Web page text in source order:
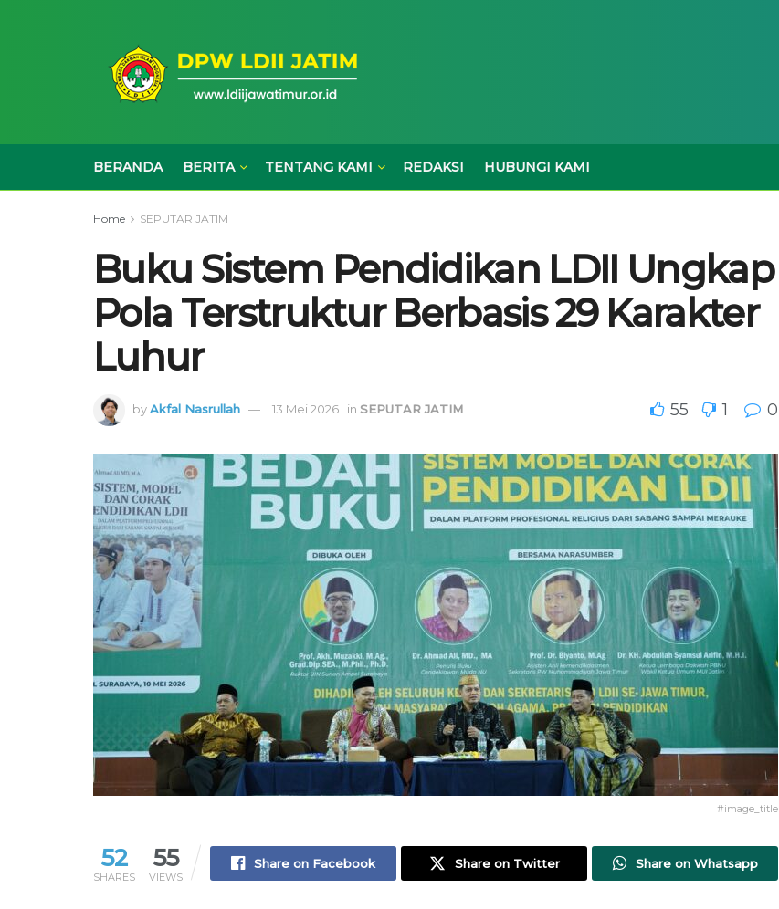
BERANDA BERITA TENTANG KAMI REDAKSI HUBUNGI KAMI
Home SEPUTAR JATIM
Buku Sistem Pendidikan LDII Ungkap
Pola Terstruktur Berbasis 29 Karakter
Luhur
byAkfal Nasrullah 13 Mei 2026 in SEPUTAR JATIM 55 1 0
#image_title
52
SHARES
55
VIEWS
Share on Facebook Share on Twitter Share on Whatsapp